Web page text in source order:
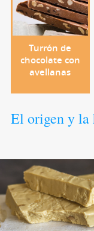
Turrón de
chocolate con
avellanas
El origen y la